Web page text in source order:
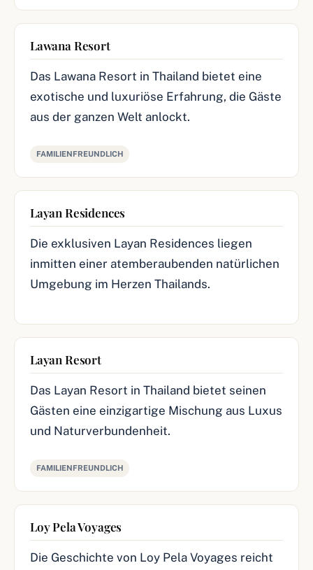
Lawana Resort
Das Lawana Resort in Thailand bietet eine
exotische und luxuriöse Erfahrung, die Gäste
aus der ganzen Welt anlockt.
FAMILIENFREUNDLICH
Layan Residences
Die exklusiven Layan Residences liegen
inmitten einer atemberaubenden natürlichen
Umgebung im Herzen Thailands.
Layan Resort
Das Layan Resort in Thailand bietet seinen
Gästen eine einzigartige Mischung aus Luxus
und Naturverbundenheit.
FAMILIENFREUNDLICH
Loy Pela Voyages
Die Geschichte von Loy Pela Voyages reicht